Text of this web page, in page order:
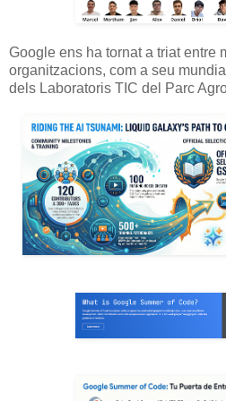
Google ens ha tornat a triat entre
organitzacions, com a seu
dels Laboratoris TIC del Parc